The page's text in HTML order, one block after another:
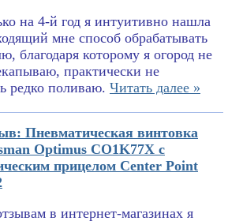
на 4-й год я интуитивно нашла
мне способ обрабатывать
благодаря которому я огород не
практически не
редко поливаю. Читать далее »
Пневматическая винтовка
Optimus CO1K77X с
прицелом Center Point
в интернет-магазинах я